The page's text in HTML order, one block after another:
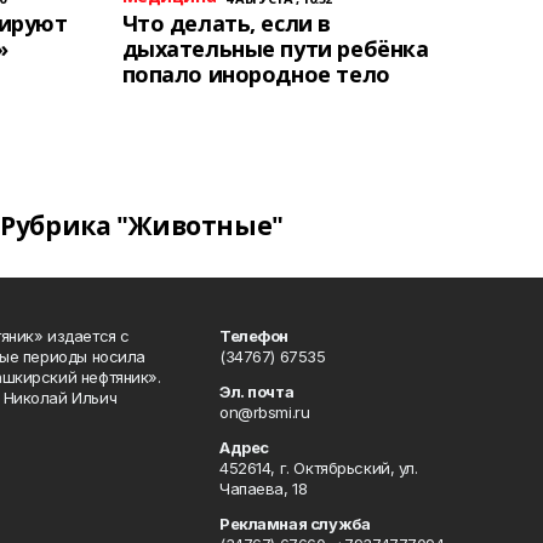
Что делать, если в
дыхательные пути ребёнка
попало инородное тело
Рубрика "Животные"
издается с
периоды носила
нефтяник».
Ильич
Телефон
(34767) 67535
Эл. почта
on@rbsmi.ru
Адрес
452614, г. Октябрьский, ул.
Чапаева, 18
Рекламная служба